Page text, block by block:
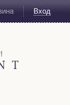
Вход